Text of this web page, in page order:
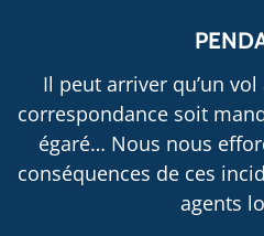
Il peut arriver qu’un
correspondance soit
égaré… Nous nous
conséquences de ces
agents